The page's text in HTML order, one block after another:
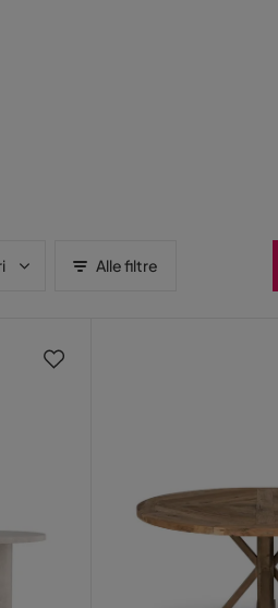
Alle filtre